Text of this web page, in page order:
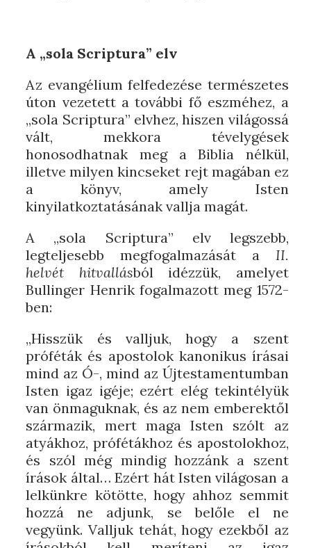
A „sola Scriptura” elv
Az evangélium felfedezése természetes
úton vezetett a további fő eszméhez, a
„sola Scriptura” elvhez, hiszen világossá
vált, mekkora tévelygések
honosodhatnak meg a Biblia nélkül,
illetve milyen kincseket rejt magában ez
a könyv, amely Isten
kinyilatkoztatásának vallja magát.
A „sola Scriptura” elv legszebb,
legteljesebb megfogalmazását a II.
helvét hitvallásból idézzük, amelyet
Bullinger Henrik fogalmazott meg 1572-
ben:
„Hisszük és valljuk, hogy a szent
próféták és apostolok kanonikus írásai
mind az Ó-, mind az Újtestamentumban
Isten igaz igéje; ezért elég tekintélyük
van önmaguknak, és az nem emberektől
származik, mert maga Isten szólt az
atyákhoz, prófétákhoz és apostolokhoz,
és szól még mindig hozzánk a szent
írások által… Ezért hát Isten világosan a
lelkünkre kötötte, hogy ahhoz semmit
hozzá ne adjunk, se belőle el ne
vegyünk. Valljuk tehát, hogy ezekből az